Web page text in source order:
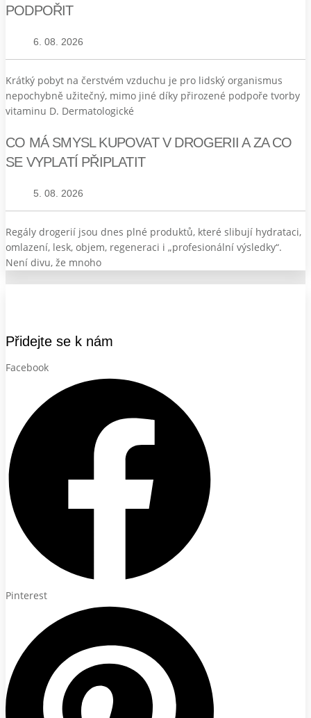
PODPOŘIT
6. 08. 2026
Krátký pobyt na čerstvém vzduchu je pro lidský organismus
nepochybně užitečný, mimo jiné díky přirozené podpoře tvorby
vitaminu D. Dermatologické
CO MÁ SMYSL KUPOVAT V DROGERII A ZA CO
SE VYPLATÍ PŘIPLATIT
5. 08. 2026
Regály drogerií jsou dnes plné produktů, které slibují hydrataci,
omlazení, lesk, objem, regeneraci i „profesionální výsledky“.
Není divu, že mnoho
Přidejte se k nám
Facebook
Pinterest